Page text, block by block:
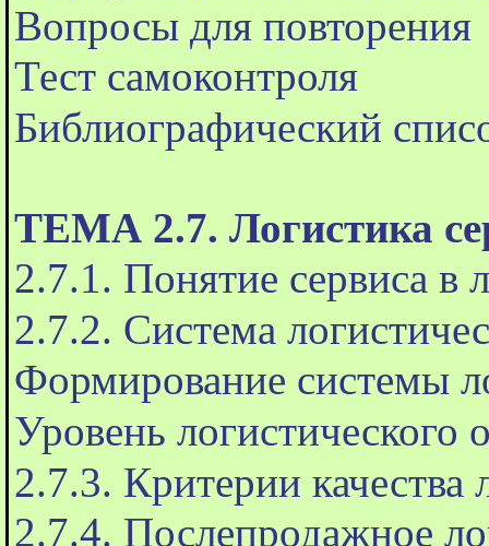
Вопросы для повторения
Тест самоконтроля
Библиографический
ТЕМА 2.7. Логистика
2.7.1. Понятие сервиса в
2.7.2. Система
Формирование системы
Уровень логистического
2.7.3. Критерии качества
2.7.4. Послепродажное